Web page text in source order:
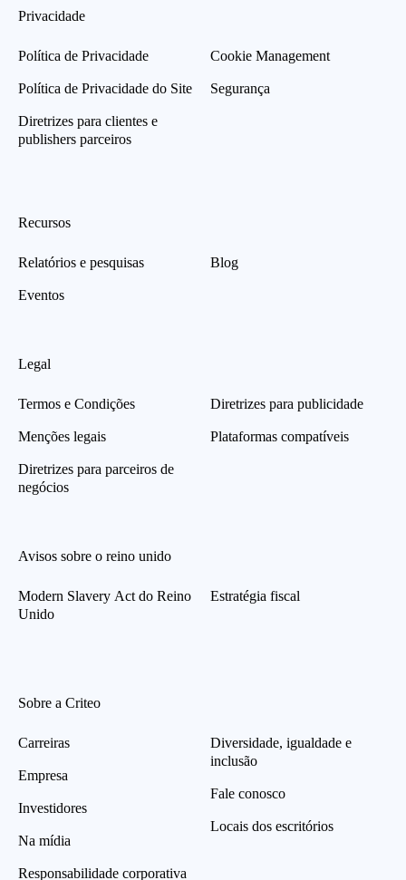
Privacidade
Política de Privacidade
Política de Privacidade do Site
Diretrizes para clientes e
publishers parceiros
Cookie Management
Segurança
Recursos
Relatórios e pesquisas
Eventos
Blog
Legal
Termos e Condições
Menções legais
Diretrizes para parceiros de
negócios
Diretrizes para publicidade
Plataformas compatíveis
Avisos sobre o reino unido
Modern Slavery Act do Reino
Unido
Estratégia fiscal
Sobre a Criteo
Carreiras
Empresa
Investidores
Na mídia
Responsabilidade corporativa
Diversidade, igualdade e
inclusão
Fale conosco
Locais dos escritórios